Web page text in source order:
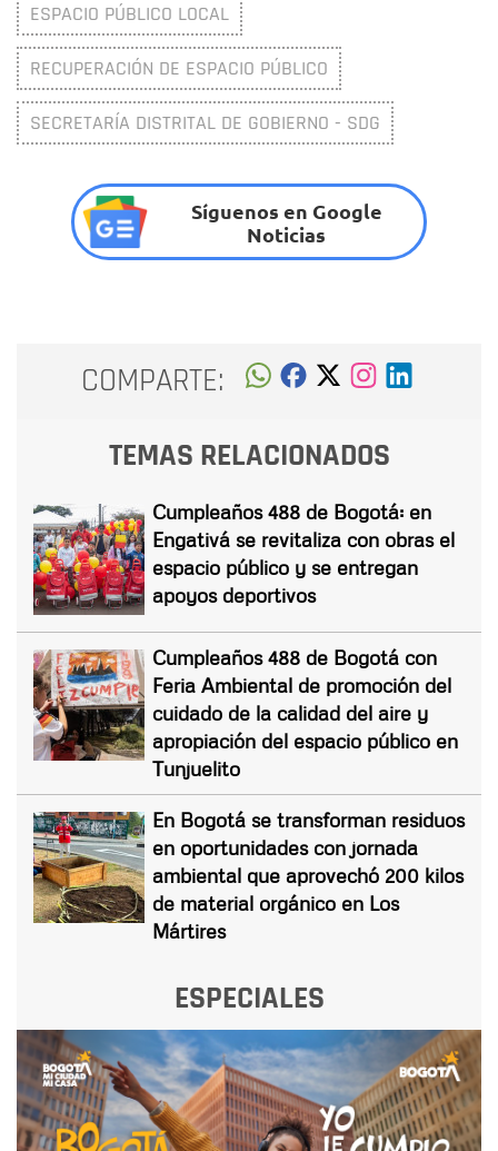
ESPACIO PÚBLICO LOCAL
RECUPERACIÓN DE ESPACIO PÚBLICO
SECRETARÍA DISTRITAL DE GOBIERNO - SDG
Síguenos en Google
Noticias
COMPARTE:
TEMAS RELACIONADOS
Cumpleaños 488 de Bogotá: en
Engativá se revitaliza con obras el
espacio público y se entregan
apoyos deportivos
Cumpleaños 488 de Bogotá con
Feria Ambiental de promoción del
cuidado de la calidad del aire y
apropiación del espacio público en
Tunjuelito
En Bogotá se transforman residuos
en oportunidades con jornada
ambiental que aprovechó 200 kilos
de material orgánico en Los
Mártires
ESPECIALES